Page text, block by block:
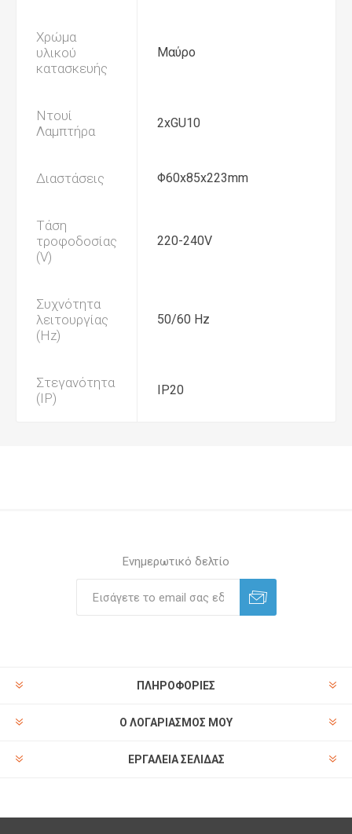
Χρώμα
υλικού
κατασκευής
Μαύρο
Ντουί
Λαμπτήρα
2xGU10
Διαστάσεις Φ60x85x223mm
Τάση
τροφοδοσίας
(V)
220-240V
Συχνότητα
λειτουργίας
(Hz)
50/60 Hz
Στεγανότητα
(IP)
IP20
Ενημερωτικό δελτίο
ΠΛΗΡΟΦΟΡΊΕΣ
Ο ΛΟΓΑΡΙΑΣΜΌΣ ΜΟΥ
ΕΡΓΑΛΕΊΑ ΣΕΛΊΔΑΣ